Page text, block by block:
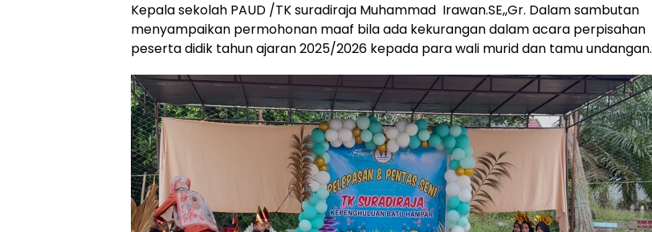
Kepala sekolah PAUD /TK suradiraja Muhammad Irawan.SE,,Gr. Dalam sambutan
menyampaikan permohonan maaf bila ada kekurangan dalam acara perpisahan
peserta didik tahun ajaran 2025/2026 kepada para wali murid dan tamu undangan.